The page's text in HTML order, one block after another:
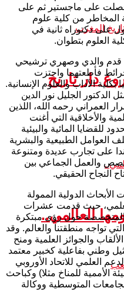
دار تاريخ
العالمي..
على ماجستير ثم على
من كلية علوم
على دكتوراه ثانية في
العلوم بتطوان.
قدم والدي وصهري ترشيحي
فأطعتهما واجتزت
بكلية الآداب والعلوم الإنسانية.
الدكتور الجليل نور الدين
العمراني رحمه الله، اللذين
والأخلاقية التي أغنت
للقضايا المائية والبيئية
العوامل الطبيعية والبشرية
على تجارب عديدة ومتنوعة
والعمل الجماعي بين
النجاح الحقيقي.
الدولية الممولة
حيث قدمت عشرات
المتخصصة حول رؤى مبتكرة
التي تواجه منطقتنا والعالم. وقد
والجوائز العلمية ومنح
وطني بفاعلية كخبير معتمد
العلمي للاتحاد الأوروبي
الأممية للمناخ مثلا) وكباحث
المتوسطية ووكالة